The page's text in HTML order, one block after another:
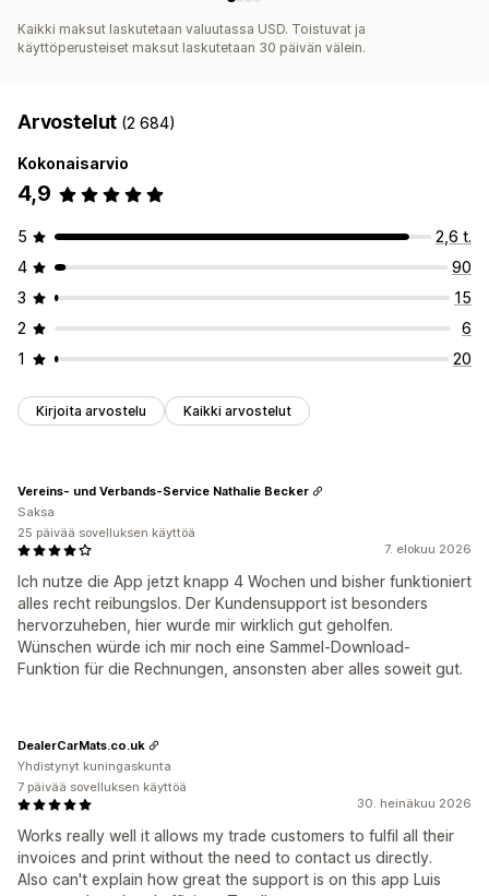
Kaikki maksut laskutetaan valuutassa USD. Toistuvat ja
käyttöperusteiset maksut laskutetaan 30 päivän välein.
Arvostelut (2 684)
Kokonaisarvio
4,9
5
2,6 t.
4
90
3
15
2
6
1
20
Kirjoita arvostelu Kaikki arvostelut
7. elokuu 2026
Ich nutze die App jetzt knapp 4 Wochen und bisher funktioniert
alles recht reibungslos. Der Kundensupport ist besonders
hervorzuheben, hier wurde mir wirklich gut geholfen.
Wünschen würde ich mir noch eine Sammel-Download-
Funktion für die Rechnungen, ansonsten aber alles soweit gut.
Vereins- und Verbands-Service Nathalie Becker
Saksa
25 päivää sovelluksen käyttöä
30. heinäkuu 2026
Works really well it allows my trade customers to fulfil all their
invoices and print without the need to contact us directly.
Also can't explain how great the support is on this app Luis
DealerCarMats.co.uk
Yhdistynyt kuningaskunta
7 päivää sovelluksen käyttöä